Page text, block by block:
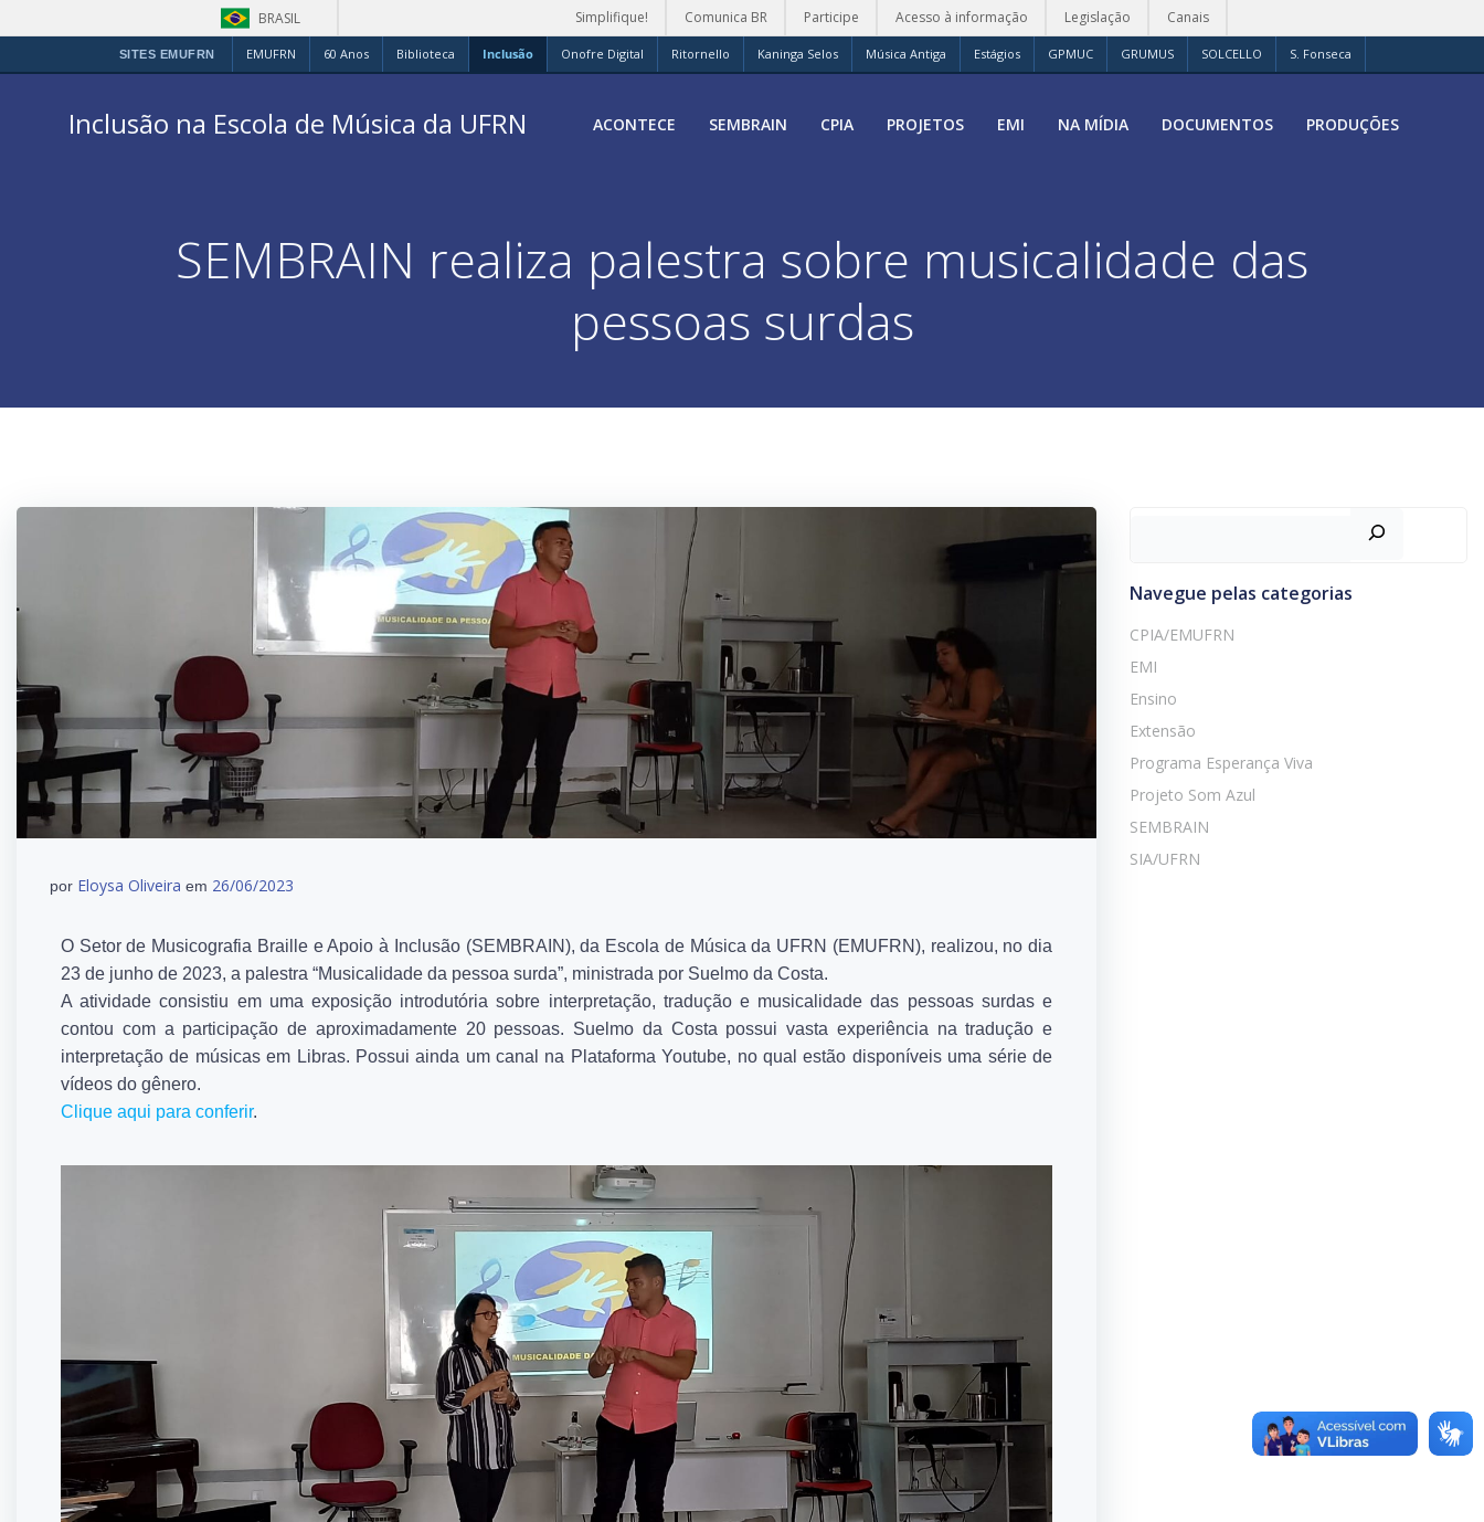
BRASIL Simplifique! Comunica BR Participe Acesso à informação Legislação Canais
SITES EMUFRN EMUFRN 60 Anos Biblioteca Inclusão Onofre Digital Ritornello Kaninga Selos Música Antiga Estágios GPMUC GRUMUS SOLCELLO S. Fonseca
Inclusão na Escola de Música da UFRN ACONTECE SEMBRAIN CPIA PROJETOS EMI NA MÍDIA DOCUMENTOS PRODUÇÕES
SEMBRAIN realiza palestra sobre musicalidade das
pessoas surdas
por Eloysa Oliveira em 26/06/2023
O Setor de Musicografia Braille e Apoio à Inclusão (SEMBRAIN), da Escola de Música da UFRN (EMUFRN), realizou, no dia
23 de junho de 2023, a palestra “Musicalidade da pessoa surda”, ministrada por Suelmo da Costa.
A atividade consistiu em uma exposição introdutória sobre interpretação, tradução e musicalidade das pessoas surdas e
contou com a participação de aproximadamente 20 pessoas. Suelmo da Costa possui vasta experiência na tradução e
interpretação de músicas em Libras. Possui ainda um canal na Plataforma Youtube, no qual estão disponíveis uma série de
vídeos do gênero.
Clique aqui para conferir.
Navegue pelas categorias
CPIA/EMUFRN
EMI
Ensino
Extensão
Programa Esperança Viva
Projeto Som Azul
SEMBRAIN
SIA/UFRN